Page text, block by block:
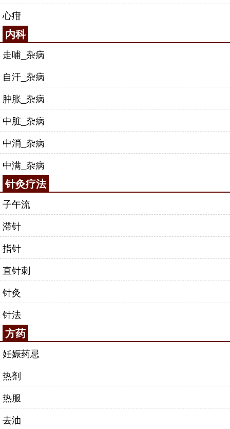
心疳
内科
走哺_杂病
自汗_杂病
肿胀_杂病
中脏_杂病
中消_杂病
中满_杂病
针灸疗法
子午流
滞针
指针
直针刺
针灸
针法
方药
妊娠药忌
热剂
热服
去油